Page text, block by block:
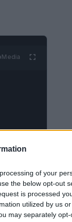
of your
the below opt-out
is processed
utilized by us
may separately
Media
da
più